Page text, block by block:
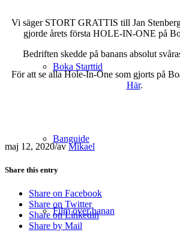
Boka Starttid
Banguide
Film över banan
Vi säger STORT GRATTIS till Jan
gjorde årets första HOLE-IN-ONE på
Bedriften skedde på banans absolut
För att se alla Hole-In-One som gjorts på
Här.
maj 12, 2020/avMikael
Share this entry
Share on Facebook
Share on Twitter
Share on Linkedin
Share by Mail